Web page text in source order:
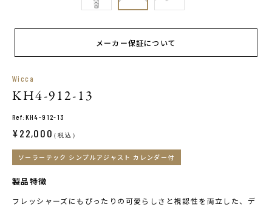
メーカー保証について
Wicca
KH4-912-13
Ref:KH4-912-13
¥22,000（税込）
ソーラーテック シンプルアジャスト カレンダー付
製品特徴
フレッシャーズにもぴったりの可愛らしさと視認性を両立した、デ